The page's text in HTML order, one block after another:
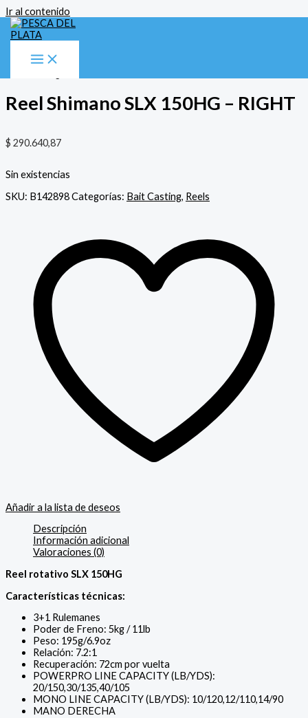
Ir al contenido
/Reels
Reel Shimano SLX 150HG – RIGHT
$ 290.640,87
Sin existencias
SKU: B142898Categorías: Bait Casting, Reels
Añadir a la lista de deseos
Descripción
Información adicional
Valoraciones (0)
Reel rotativo SLX 150HG
Características técnicas:
3+1 Rulemanes
Poder de Freno: 5kg / 11lb
Peso: 195g/6.9oz
Relación: 7.2:1
Recuperación: 72cm por vuelta
POWERPRO LINE CAPACITY (LB/YDS):
20/150,30/135,40/105
MONO LINE CAPACITY (LB/YDS): 10/120,12/110,14/90
MANO DERECHA